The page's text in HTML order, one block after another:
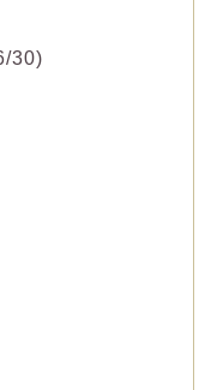
values. Data ranges
values. Data ranges
30